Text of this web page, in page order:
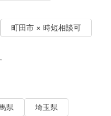
町田市 × 時短相談可
県
埼玉県